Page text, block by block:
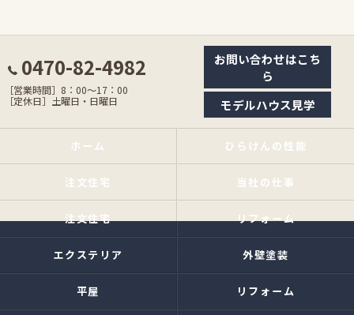
0470-82-4982
［営業時間］8：00〜17：00
［定休日］土曜日・日曜日
お問い合わせはこち
ら
モデルハウス見学
ホーム ひらけんの性能
注文住宅 当社の仕事
注文住宅 リフォーム
エクステリア 外壁塗装
平屋 リフォーム